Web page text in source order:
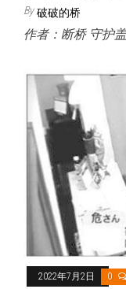
By 破破的桥
作者：断桥 守护
2022年7月2日 0